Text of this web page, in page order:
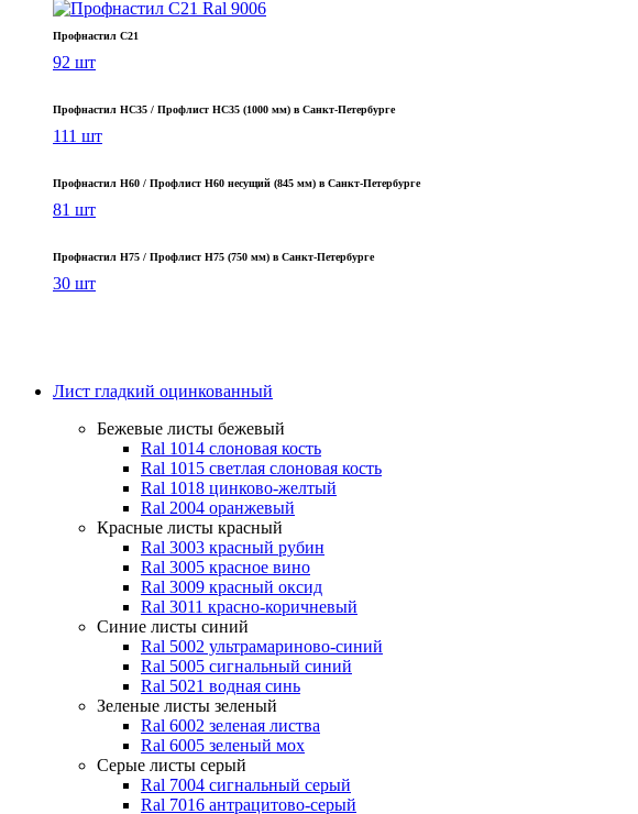
Профнастил С21
92 шт
Профнастил НС35 / Профлист НС35 (1000 мм) в Санкт‑Петербурге
111 шт
Профнастил Н60 / Профлист Н60 несущий (845 мм) в Санкт-Петербурге
81 шт
Профнастил Н75 / Профлист Н75 (750 мм) в Санкт-Петербурге
30 шт
Лист гладкий оцинкованный
Бежевые листы бежевый
Ral 1014 слоновая кость
Ral 1015 светлая слоновая кость
Ral 1018 цинково-желтый
Ral 2004 оранжевый
Красные листы красный
Ral 3003 красный рубин
Ral 3005 красное вино
Ral 3009 красный оксид
Ral 3011 красно-коричневый
Синие листы синий
Ral 5002 ультрамариново-синий
Ral 5005 сигнальный синий
Ral 5021 водная синь
Зеленые листы зеленый
Ral 6002 зеленая листва
Ral 6005 зеленый мох
Серые листы серый
Ral 7004 сигнальный серый
Ral 7016 антрацитово-серый